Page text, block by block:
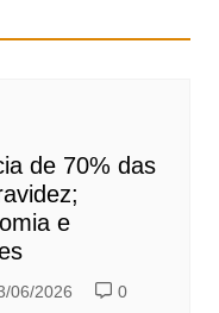
de 70% das
e
06/2026 0